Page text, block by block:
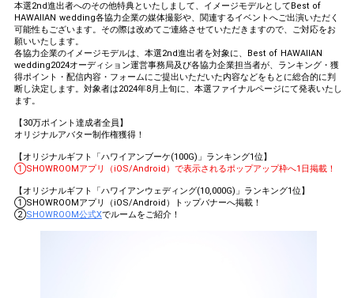
本選2nd進出者へのその他特典といたしまして、イメージモデルとしてBest of
HAWAIIAN wedding各協力企業の媒体撮影や、関連するイベントへご出演いただく
可能性もございます。その際は改めてご連絡させていただきますので、ご対応をお
願いいたします。
各協力企業のイメージモデルは、本選2nd進出者を対象に、Best of HAWAIIAN
wedding2024オーディション運営事務局及び各協力企業担当者が、ランキング・獲
得ポイント・配信内容・フォームにご提出いただいた内容などをもとに総合的に判
断し決定します。対象者は2024年8月上旬に、本選ファイナルページにて発表いたし
ます。
【30万ポイント達成者全員】
オリジナルアバター制作権獲得！
【オリジナルギフト「ハワイアンブーケ(100G)」ランキング1位】
①SHOWROOMアプリ（iOS/Android）で表示されるポップアップ枠へ1日掲載！
【オリジナルギフト「ハワイアンウェディング(10,000G)」ランキング1位】
①SHOWROOMアプリ（iOS/Android）トップバナーへ掲載！
②SHOWROOM公式Xでルームをご紹介！